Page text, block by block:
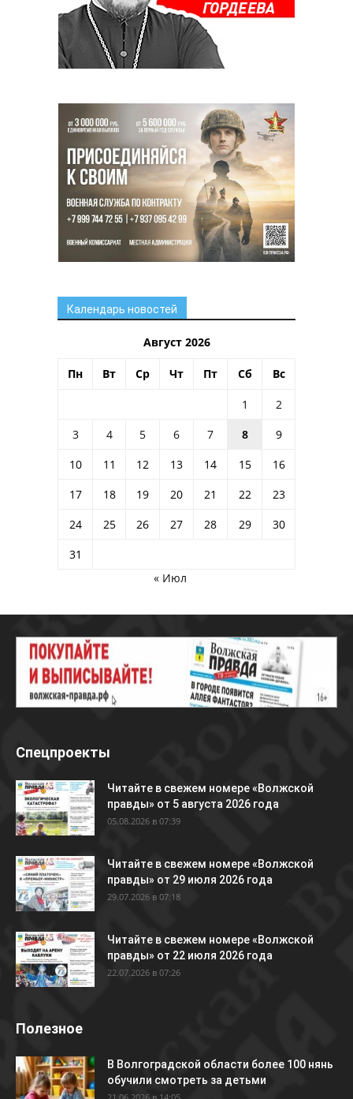
Календарь новостей
Август 2026
Пн Вт Ср Чт Пт Сб Вс
1
2
3
4 5 6 7 8
9
10
11 12 13 14 15
16
17
18 19 20 21 22
23
24
25 26 27 28 29
30
31
« Июл
Спецпроекты
Читайте в свежем номере «Волжской
правды» от 5 августа 2026 года
05.08.2026 в 07:39
Читайте в свежем номере «Волжской
правды» от 29 июля 2026 года
29.07.2026 в 07:18
Читайте в свежем номере «Волжской
правды» от 22 июля 2026 года
22.07.2026 в 07:26
Полезное
В Волгоградской области более 100 нянь
обучили смотреть за детьми